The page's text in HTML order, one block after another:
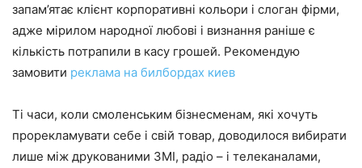
запам’ятає клієнт корпоративні кольори і слоган фірми,
адже мірилом народної любові і визнання раніше є
кількість потрапили в касу грошей. Рекомендую
замовити реклама на билбордах киев
Ті часи, коли смоленським бізнесменам, які хочуть
прорекламувати себе і свій товар, доводилося вибирати
лише між друкованими ЗМІ, радіо – і телеканалами,